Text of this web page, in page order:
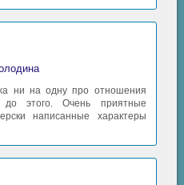
ни на одну про отношения
этого. Очень приятные
написанные характеры